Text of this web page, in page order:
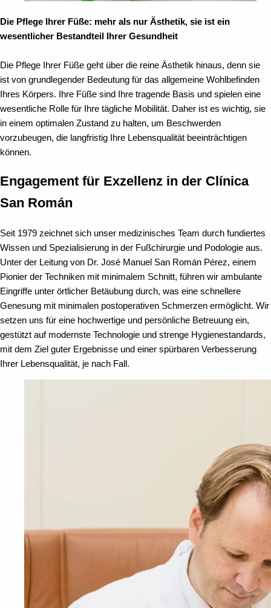
Die Pflege Ihrer Füße: mehr als nur Ästhetik, sie ist ein
wesentlicher Bestandteil Ihrer Gesundheit
Die Pflege Ihrer Füße geht über die reine Ästhetik hinaus, denn sie
ist von grundlegender Bedeutung für das allgemeine Wohlbefinden
Ihres Körpers. Ihre Füße sind Ihre tragende Basis und spielen eine
wesentliche Rolle für Ihre tägliche Mobilität. Daher ist es wichtig, sie
in einem optimalen Zustand zu halten, um Beschwerden
vorzubeugen, die langfristig Ihre Lebensqualität beeinträchtigen
können.
Engagement für Exzellenz in der Clínica
San Román
Seit 1979 zeichnet sich unser medizinisches Team durch fundiertes
Wissen und Spezialisierung in der Fußchirurgie und Podologie aus.
Unter der Leitung von Dr. José Manuel San Román Pérez, einem
Pionier der Techniken mit minimalem Schnitt, führen wir ambulante
Eingriffe unter örtlicher Betäubung durch, was eine schnellere
Genesung mit minimalen postoperativen Schmerzen ermöglicht. Wir
setzen uns für eine hochwertige und persönliche Betreuung ein,
gestützt auf modernste Technologie und strenge Hygienestandards,
mit dem Ziel guter Ergebnisse und einer spürbaren Verbesserung
Ihrer Lebensqualität, je nach Fall.